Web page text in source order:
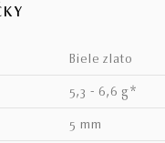
biele zlato
5,3 - 6,6 g*
5 mm